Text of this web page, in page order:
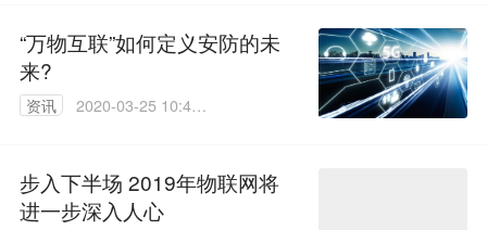
“万物互联”如何定义安防的未
来?
资讯
2020-03-25 10:43:
步入下半场 2019年物联网将
进一步深入人心